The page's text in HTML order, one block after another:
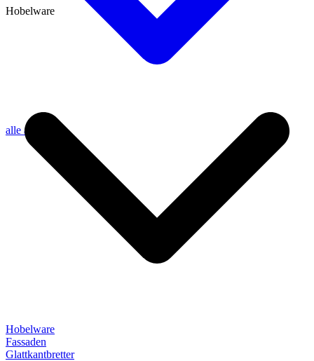
alle anzeigen
Hobelware
Hobelware
Fassaden
Glattkantbretter